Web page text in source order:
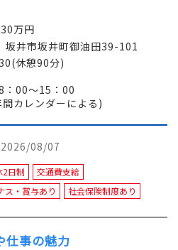
万円
井市坂井町御油田39-101
休憩90分)
：00～15：00
カレンダーによる)
08/07
2日制
交通費支給
ス・賞与あり 社会保険制度あり
仕事の魅力